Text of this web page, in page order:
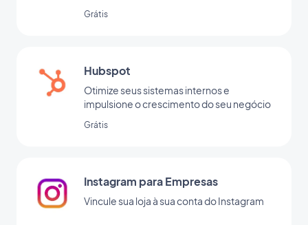
Grátis
Hubspot
Otimize seus sistemas internos e
impulsione o crescimento do seu negócio
Grátis
Instagram para Empresas
Vincule sua loja à sua conta do Instagram